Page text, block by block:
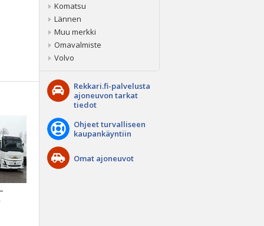
Komatsu
Lännen
Muu merkki
Omavalmiste
Volvo
Rekkari.fi-palvelusta
ajoneuvon tarkat
tiedot
Ohjeet turvalliseen
kaupankäyntiin
Omat ajoneuvot